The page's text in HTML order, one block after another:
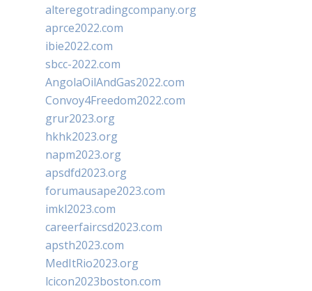
alteregotradingcompany.org
aprce2022.com
ibie2022.com
sbcc-2022.com
AngolaOilAndGas2022.com
Convoy4Freedom2022.com
grur2023.org
hkhk2023.org
napm2023.org
apsdfd2023.org
forumausape2023.com
imkl2023.com
careerfaircsd2023.com
apsth2023.com
MedItRio2023.org
lcicon2023boston.com